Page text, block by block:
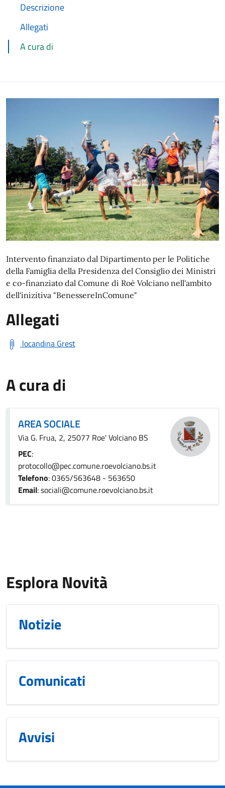
Descrizione
Allegati
A cura di
Intervento finanziato dal Dipartimento per le Politiche
della Famiglia della Presidenza del Consiglio dei Ministri
e co-finanziato dal Comune di Roè Volciano nell'ambito
dell'inizitiva "BenessereInComune"
Allegati
locandina Grest
A cura di
AREA SOCIALE
Via G. Frua, 2, 25077 Roe' Volciano BS
PEC:
protocollo@pec.comune.roevolciano.bs.it
Telefono: 0365/563648 - 563650
Email: sociali@comune.roevolciano.bs.it
Esplora Novità
Notizie
Comunicati
Avvisi